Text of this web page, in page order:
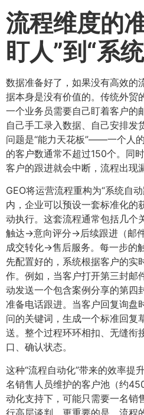
流程维度的
盯人”到“系
数据准备好了，如果没有高效的
据本身是没有价值的。传统外贸
一个业务员需要自己盯着客户的
自己手工录入数据、自己安排发
问题是“能力天花板”——一个人
的客户数通常不超过150个。同
客户的跟进就会中断，流程出现
GEO将运营流程重构为“系统自
内，企业可以预设一套标准化的
动执行。这套流程通常包括几
触达→意向评分→后续跟进（邮
成交转化→售后服务。每一步的
先配置好的，系统根据客户的实
作。例如，当客户打开第三封邮
动发送一个包含案例分享的第四
准备电话跟进。当客户回复询盘
问的关键词，生成一个标准回复
送。整个过程环环相扣、无缝衔
口、确认状态。
这种“流程自动化”带来的效率提
名销售人员维护的客户池（约
动化支持下，可能只需要一名销
行高层谈判。更重要的是，流程